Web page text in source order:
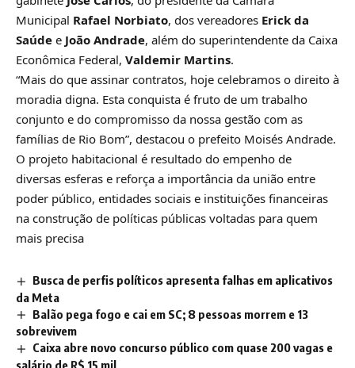
Municipal Rafael Norbiato, dos vereadores Erick da
Saúde e João Andrade, além do superintendente da Caixa
Econômica Federal, Valdemir Martins.
“Mais do que assinar contratos, hoje celebramos o direito à
moradia digna. Esta conquista é fruto de um trabalho
conjunto e do compromisso da nossa gestão com as
famílias de Rio Bom”, destacou o prefeito Moisés Andrade.
O projeto habitacional é resultado do empenho de
diversas esferas e reforça a importância da união entre
poder público, entidades sociais e instituições financeiras
na construção de políticas públicas voltadas para quem
mais precisa
Busca de perfis políticos apresenta falhas em aplicativos
da Meta
Balão pega fogo e cai em SC; 8 pessoas morrem e 13
sobrevivem
Caixa abre novo concurso público com quase 200 vagas e
salário de R$ 15 mil